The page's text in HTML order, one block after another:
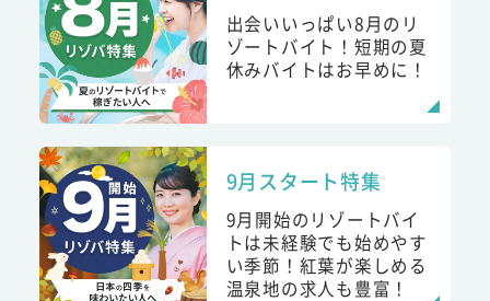
出会いいっぱい8月のリ
ゾートバイト！短期の夏
休みバイトはお早めに！
9月スタート特集
9月開始のリゾートバイ
トは未経験でも始めやす
い季節！紅葉が楽しめる
温泉地の求人も豊富！